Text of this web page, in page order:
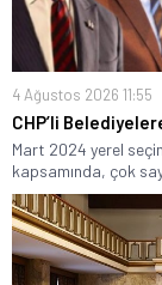
4 Ağustos 2026 11:55
CHP’li
Mart 2024 yerel
kapsamında, çok